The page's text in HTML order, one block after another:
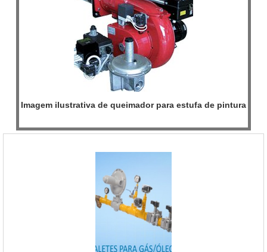
Imagem ilustrativa de queimador para estufa de pintura